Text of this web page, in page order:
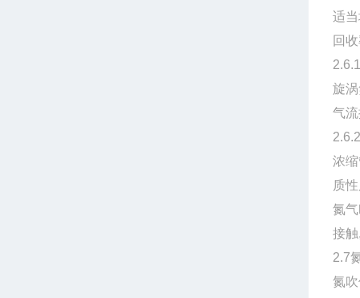
适
回
旋
气
浓
质
氮
接
2.7
氮